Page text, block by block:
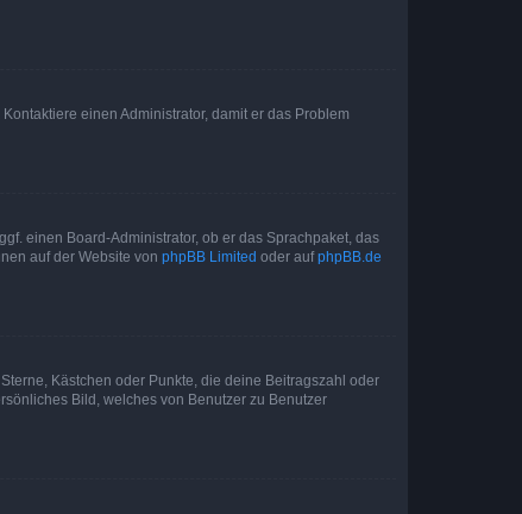
einen Administrator, damit er das Problem
einen Board-Administrator, ob er das Sprachpaket, das
auf der Website von phpBB Limited oder aufphpBB.de
Kästchen oder Punkte, die deine Beitragszahl oder
Bild, welches von Benutzer zu Benutzer